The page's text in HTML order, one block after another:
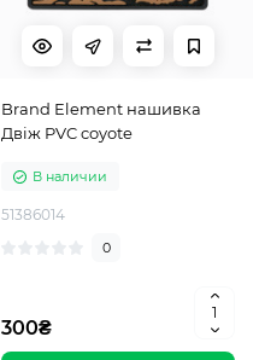
Brand Element нашивка
Двіж PVC coyote
В наличии
51386014
0
300₴